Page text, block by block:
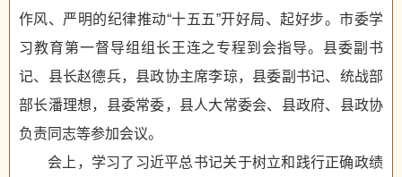
作风、严明的纪律推动“十五五”开好局、起好步。市委学
习教育第一督导组组长王连之专程到会指导。县委副书
记、县长赵德兵，县政协主席李琼，县委副书记、统战部
部长潘理想，县委常委，县人大常委会、县政府、县政协
负责同志等参加会议。
会上，学习了习近平总书记关于树立和践行正确政绩